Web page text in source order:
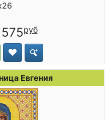
575
Евгения